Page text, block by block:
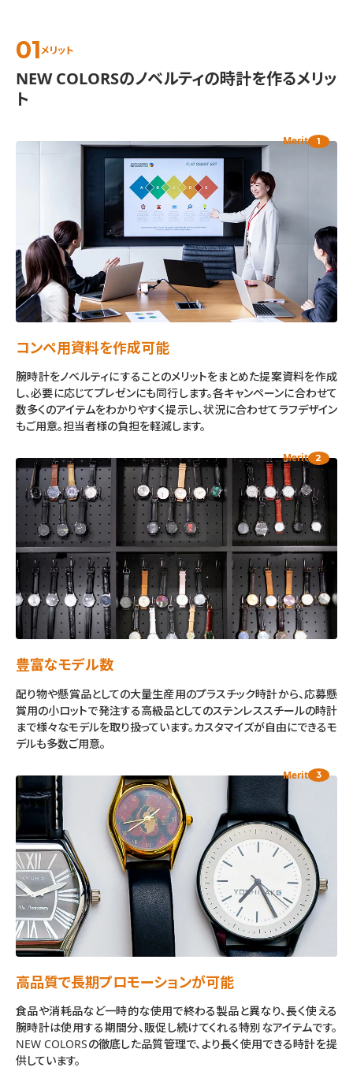
メリット
NEW COLORSのノベルティの時計を作るメリッ
ト
Merit
コンペ用資料を作成可能
腕時計をノベルティにすることのメリットをまとめた提案資料を作成
し、必要に応じてプレゼンにも同行します。各キャンペーンに合わせて
数多くのアイテムをわかりやすく提示し、状況に合わせてラフデザイン
もご用意。担当者様の負担を軽減します。
Merit
豊富なモデル数
配り物や懸賞品としての大量生産用のプラスチック時計から、応募懸
賞用の小ロットで発注する高級品としてのステンレススチールの時計
まで様々なモデルを取り扱っています。カスタマイズが自由にできるモ
デルも多数ご用意。
Merit
高品質で長期プロモーションが可能
食品や消耗品など一時的な使用で終わる製品と異なり、長く使える
腕時計は使用する期間分、販促し続けてくれる特別なアイテムです。
NEW COLORSの徹底した品質管理で、より長く使用できる時計を提
供しています。